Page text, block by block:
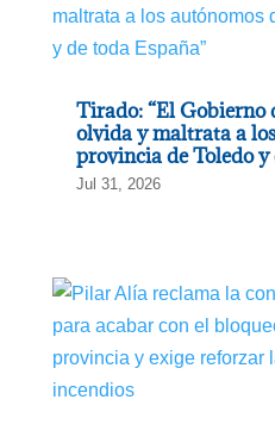
Tirado: “El Gobierno
olvida y maltrata a
provincia de Toledo y
Jul 31, 2026